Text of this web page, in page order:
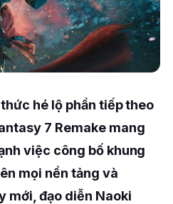
hé lộ phần tiếp theo
7 Remake mang
việc công bố khung
mọi nền tảng và
mới, đạo diễn Naoki